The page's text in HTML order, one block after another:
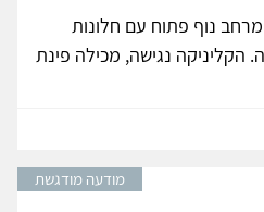
נוף פתוח עם חלונות
הקליניקה נגישה, מכילה פינת
מודעה מודגשת